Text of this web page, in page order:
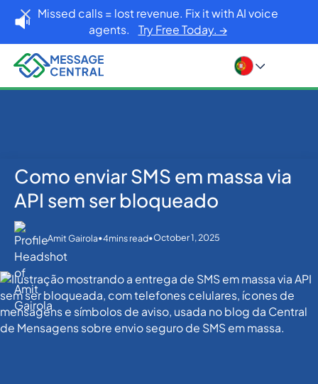
Missed calls = lost revenue. Fix it with AI voice
agents. Try Free Today. →
Home Blog
SMS APIs
bloqueado
Como enviar SMS em massa via
API sem ser bloqueado
Amit Gairola•4mins read•October 1, 2025